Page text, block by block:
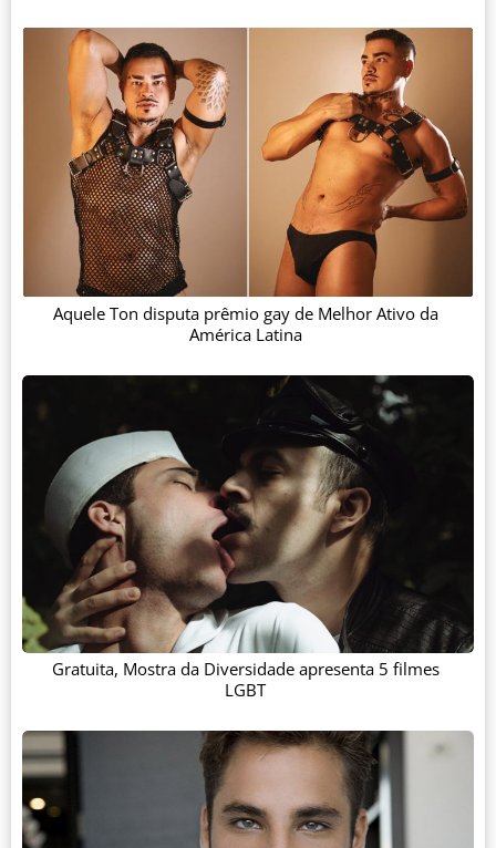
Aquele Ton disputa prêmio gay de Melhor Ativo da
América Latina
Gratuita, Mostra da Diversidade apresenta 5 filmes
LGBT